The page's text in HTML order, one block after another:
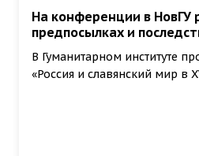
На конференции в НовГУ
предпосылках и
В Гуманитарном институте
«Россия и славянский мир в